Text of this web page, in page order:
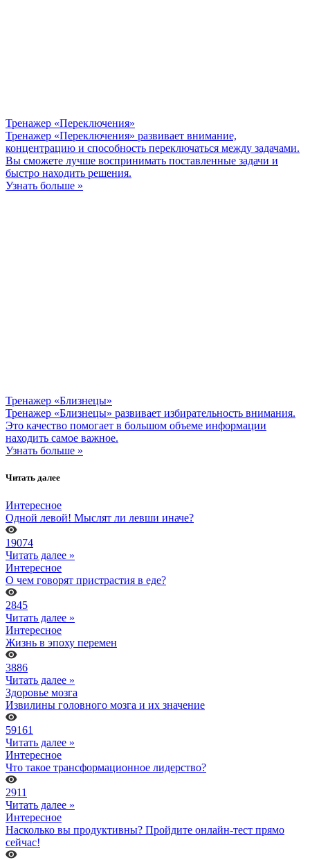
Тренажер «Переключения»
Тренажер «Переключения» развивает внимание,
концентрацию и способность переключаться между задачами.
Вы сможете лучше воспринимать поставленные задачи и
быстро находить решения.
Узнать больше »
Тренажер «Близнецы»
Тренажер «Близнецы» развивает избирательность внимания.
Это качество помогает в большом объеме информации
находить самое важное.
Узнать больше »
Читать далее
Интересное
Одной левой! Мыслят ли левши иначе?
19074
Читать далее »
Интересное
О чем говорят пристрастия в еде?
2845
Читать далее »
Интересное
Жизнь в эпоху перемен
3886
Читать далее »
Здоровье мозга
Извилины головного мозга и их значение
59161
Читать далее »
Интересное
Что такое трансформационное лидерство?
2911
Читать далее »
Интересное
Насколько вы продуктивны? Пройдите онлайн-тест прямо
сейчас!